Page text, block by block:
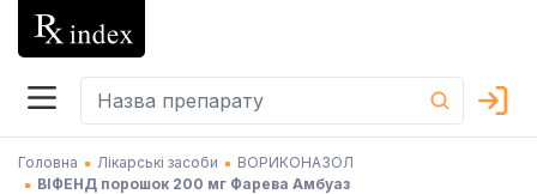
Головна Лікарські засоби
ВОРИКОНАЗОЛ
ВІФЕНД порошок 200 мг Фарева Амбуаз